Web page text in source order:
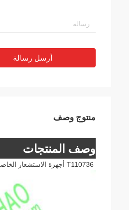
أرسل رسالة
منتوج وصف
وصف المنتجات
T110736 أجهزة الاستشعار الخاصة بنماذج جرارات JD: 1023E,1025R,3036E,3038R،3120,3203,4150,4200,4410